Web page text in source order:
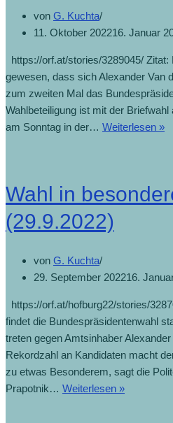
von G. Kuchta
11. Oktober 202216. Januar
https://orf.at/stories/3289045/
gewesen, dass sich Alexander Van
zum zweiten Mal das
Wahlbeteiligung ist mit der
am Sonntag in der… Weiterlesen »
Wahl in
(29.9.2022)
von G. Kuchta
29. September 202216.
https://orf.at/hofburg22/stories/
findet die Bundespräsidentenwahl
treten gegen Amtsinhaber
Rekordzahl an Kandidaten macht
zu etwas Besonderem, sagt die
Prapotnik… Weiterlesen »Wahl